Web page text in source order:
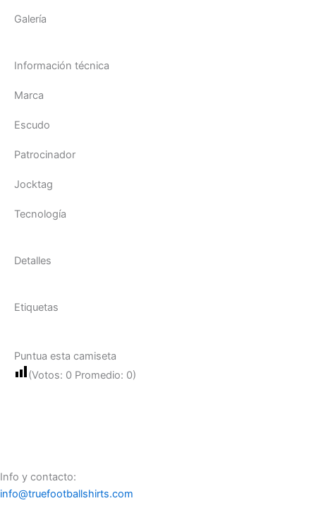
Galería
Información técnica
Marca
Escudo
Patrocinador
Jocktag
Tecnología
Detalles
Etiquetas
Puntua esta camiseta
(Votos: 0 Promedio: 0)
Info y contacto:
info@truefootballshirts.com